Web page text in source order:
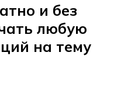
и без
любую
на тему